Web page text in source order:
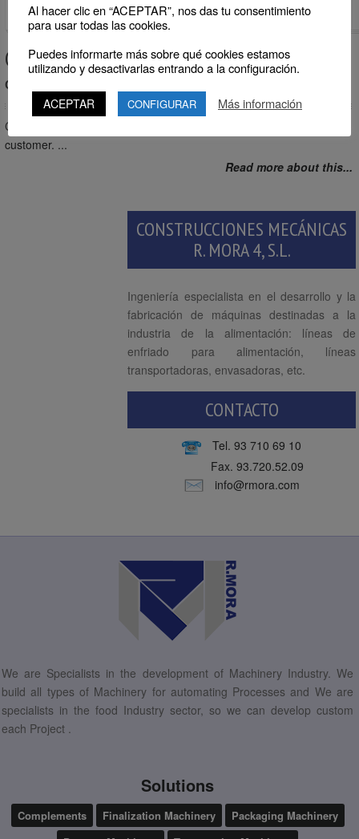
Cereal deposit
Categories:
Cereal dealer System in biscuit line
customer. ...
Read more about this...
CONSTRUCCIONES MECÁNICAS
R. MORA 4, S.L.
Ingeniería especialista en el desarrollo y la
fabricación de máquinas destinadas a la
industria de la alimentación: líneas de
enfriado para alimentación, líneas
transportadoras, envasadoras, etc.
CONTACTO
Tel.93 710 69 10
Fax. 93.720.52.09
info@rmora.com
We are Specialists in the development of Machinery Industry. We
build all types of Machinery for automating Processes and We are
specialists in the food Industry sector, so we can develop custom
each Project .
Solutions
Complements Finalization Machinery
Packaging Machinery
Al hacer clic en “ACEPTAR”, nos das tu consentimiento
para usar todas las cookies.
Puedes informarte más sobre qué cookies estamos
utilizando y desactivarlas entrando a la configuración.
ACEPTAR CONFIGURAR Más información